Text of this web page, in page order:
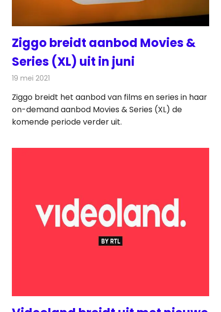
Ziggo breidt aanbod Movies &
Series (XL) uit in juni
19 mei 2021
Ziggo breidt het aanbod van films en series in haar
on-demand aanbod Movies & Series (XL) de
komende periode verder uit.